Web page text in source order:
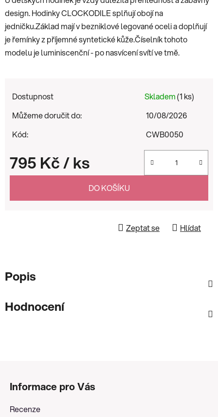
design. Hodinky CLOCKODILE splňují obojí na
jedničku.Základ mají v bezniklové legované oceli a doplňují
je řemínky z příjemné syntetické kůže.Číselník tohoto
modelu je luminiscenční - po nasvícení svítí ve tmě.
Dostupnost Skladem(1 ks)
Můžeme doručit do:
10/08/2026
Kód:
CWB0050
795 Kč/ ks
Měrná cena:
DO KOŠÍKU
Zeptat se Hlídat
Popis
Hodnocení
Informace pro Vás
Recenze